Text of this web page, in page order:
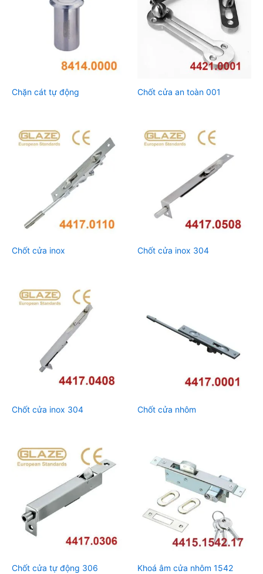
Chặn cát tự động Chốt cửa an toàn 001
Chốt cửa inox Chốt cửa inox 304
Chốt cửa inox 304 Chốt cửa nhôm
Chốt cửa tự động 306 Khoá âm cửa nhôm 1542